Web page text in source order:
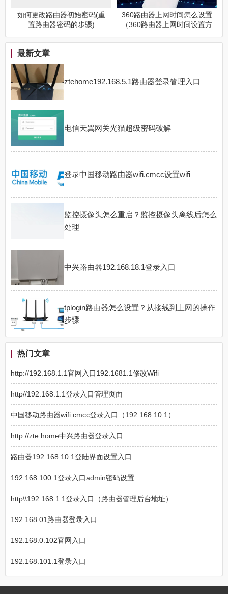
如何更改路由器初始密码(重
置路由器密码的步骤)
360路由器上网时间怎么设置
（360路由器上网时间设置方
最新文章
ztehome192.168.5.1路由器登录管理入口
电信天翼网关光猫超级密码破解
登录中国移动路由器wifi.cmcc设置wifi
监控摄像头怎么重启？监控摄像头离线后怎么
处理
中兴路由器192.168.18.1登录入口
tplogin路由器怎么设置？从接线到上网的操作
步骤
热门文章
http://192.168.1.1官网入口192.1681.1修改Wifi
http//192.168.1.1登录入口管理页面
中国移动路由器wifi.cmcc登录入口（192.168.10.1）
http://zte.home中兴路由器登录入口
路由器192.168.10.1登陆界面设置入口
192.168.100.1登录入口admin密码设置
http\\192.168.1.1登录入口（路由器管理后台地址）
192 168 01路由器登录入口
192.168.0.102官网入口
192.168.101.1登录入口